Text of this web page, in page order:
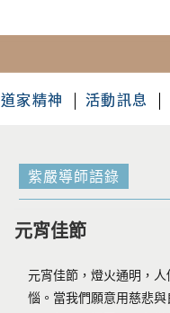
道家精神 活動訊息
紫嚴導師語錄
元宵佳節
元宵佳節，燈火通明，
惱。當我們願意用慈悲